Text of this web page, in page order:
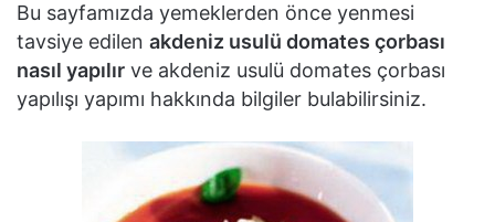
Bu sayfamızda yemeklerden önce yenmesi
tavsiye edilen akdeniz usulü domates çorbası
nasıl yapılır ve akdeniz usulü domates çorbası
yapılışı yapımı hakkında bilgiler bulabilirsiniz.